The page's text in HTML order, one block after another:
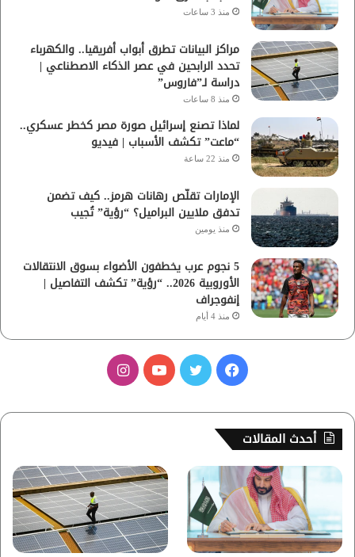
منذ 3 ساعات
مراكز البيانات تطرق أبواب أفريقيا.. والكهرباء
تحدد الرابحين في عصر الذكاء الاصطناعي |
دراسة لـ”فاروس”
منذ 8 ساعات
لماذا تصنع إسرائيل صورة مصر كخطر عسكري..
“ماعت” تكشف الأسباب | فيديو
منذ 22 ساعة
الإمارات تقلّص رهانات هرمز.. كيف تضمن
تدفق ملايين البراميل؟ “رؤية” تُجيب
منذ يومين
5 نجوم عرب يخطفون الأضواء بسوق الانتقالات
الأوروبية 2026.. “رؤية” تكشف التفاصيل |
إنفوجراف
منذ 4 أيام
س
ب
و
ك
ي
و
ب
ت
ق
ر
أحدث المقالات